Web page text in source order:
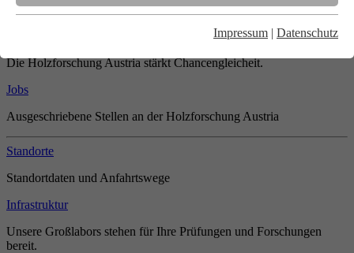
Impressum | Datenschutz
gebündelt
Die Holzforschung Austria stärkt Chancengleicheit.
Jobs
Ausgeschriebene Stellen an der Holzforschung Austria
Standorte
Standortdaten und Anfahrtswege
Infrastruktur
Unsere Großlabors stehen für Ihre Prüfungen und Forschungen
bereit.